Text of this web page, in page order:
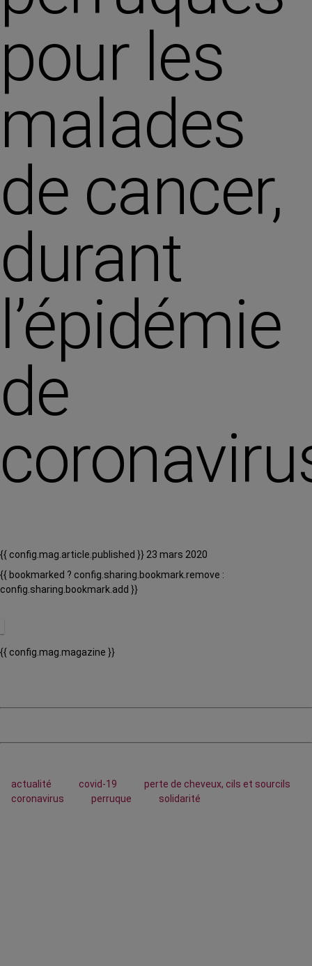
pour les
malades
de cancer,
durant
l’épidémie
de
{{ config.mag.article.published }} 23 mars 2020
{{ bookmarked ? config.sharing.bookmark.remove :
config.sharing.bookmark.add }}
{{ config.mag.magazine }}
actualité covid-19
perte de cheveux, cils et sourcils
coronavirus
perruque solidarité